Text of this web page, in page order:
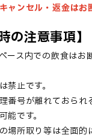
ンセル・返金はお
の注意事項】
ース内での飲食はお
止です。
番号が離れておられ
能です。
場所取り等は全面的